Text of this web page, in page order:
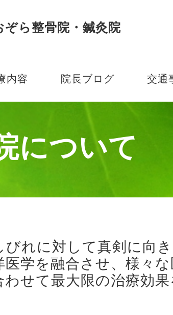
ぞら整骨院・鍼灸院
内容
療機器について
・自費診療 美容鍼
腸活
院長ブログ 交通
について
れに対して真剣に向き
学を融合させ、様々な
せて最大限の治療効果